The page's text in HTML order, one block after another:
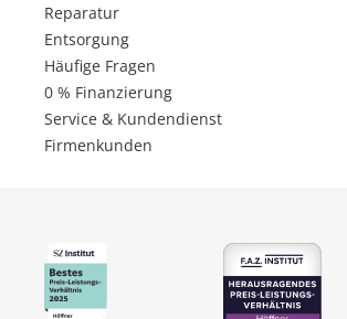
Reparatur
Entsorgung
Häufige Fragen
0 % Finanzierung
Service & Kundendienst
Firmenkunden